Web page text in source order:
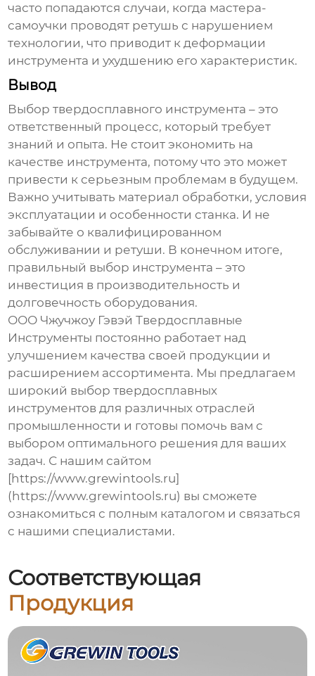
часто попадаются случаи, когда мастера-
самоучки проводят ретушь с нарушением
технологии, что приводит к деформации
инструмента и ухудшению его характеристик.
Вывод
Выбортвердосплавного инструмента – это
ответственный процесс, который требует
знаний и опыта. Не стоит экономить на
качестве инструмента, потому что это может
привести к серьезным проблемам в будущем.
Важно учитывать материал обработки, условия
эксплуатации и особенности станка. И не
забывайте о квалифицированном
обслуживании и ретуши. В конечном итоге,
правильный выбор инструмента – это
инвестиция в производительность и
долговечность оборудования.
ООО Чжучжоу Гэвэй Твердосплавные
Инструменты постоянно работает над
улучшением качества своей продукции и
расширением ассортимента. Мы предлагаем
широкий выбортвердосплавных
инструментов для различных отраслей
промышленности и готовы помочь вам с
выбором оптимального решения для ваших
задач. С нашим сайтом
[https://www.grewintools.ru]
(https://www.grewintools.ru) вы сможете
ознакомиться с полным каталогом и связаться
с нашими специалистами.
Соответствующая
Продукция